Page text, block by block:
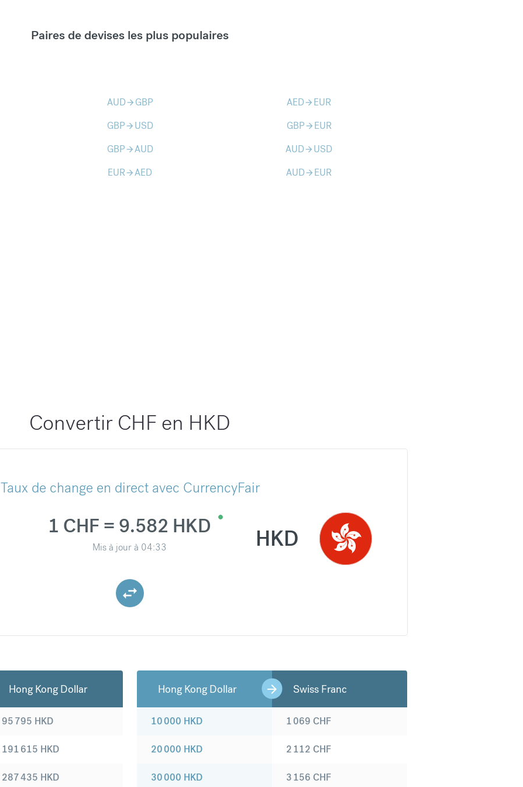
Paires de devises les plus populaires
AUDarrow_forward GBP AEDarrow_forward EUR
GBParrow_forward USD GBParrow_forward EUR
GBParrow_forwardAUD AUDarrow_forward USD
EURarrow_forwardAED AUDarrow_forward EUR
Convertir CHF en HKD
Taux de change en direct avec CurrencyFair
1 CHF = 9.582 HKD
Mis à jour à 04:33 HKD
Hong Kong Dollar
95 795 HKD
191 615 HKD
287 435 HKD
Hong Kong Dollar Swiss Franc
10 000 HKD
20 000 HKD
30 000 HKD
1 069 CHF
2 112 CHF
3 156 CHF